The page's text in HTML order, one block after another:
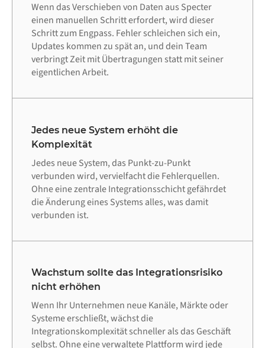
Wenn das Verschieben von Daten aus Specter
einen manuellen Schritt erfordert, wird dieser
Schritt zum Engpass. Fehler schleichen sich ein,
Updates kommen zu spät an, und dein Team
verbringt Zeit mit Übertragungen statt mit seiner
eigentlichen Arbeit.
Jedes neue System erhöht die
Komplexität
Jedes neue System, das Punkt-zu-Punkt
verbunden wird, vervielfacht die Fehlerquellen.
Ohne eine zentrale Integrationsschicht gefährdet
die Änderung eines Systems alles, was damit
verbunden ist.
Wachstum sollte das Integrationsrisiko
nicht erhöhen
Wenn Ihr Unternehmen neue Kanäle, Märkte oder
Systeme erschließt, wächst die
Integrationskomplexität schneller als das Geschäft
selbst. Ohne eine verwaltete Plattform wird jede